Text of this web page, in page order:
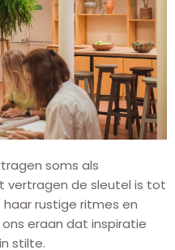
soms als
vertragen de sleutel is tot
rustige ritmes en
eraan dat inspiratie
stilte.